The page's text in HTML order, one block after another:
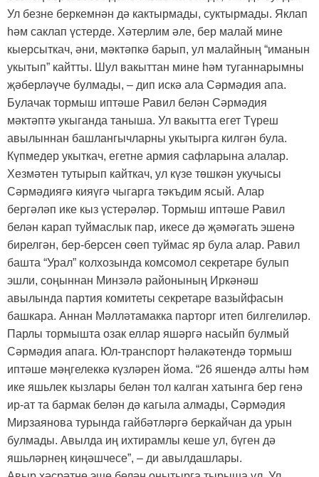
Ул безне беркемнән дә кактырмады, суктырмады. Яклап
һәм саклап үстерде. Хәтерлим әле, бер малай мине
кыерсыткач, әни, мәктәпкә барып, ул малайның “иманын
укытып” кайтты. Шул вакыттан мине һәм туганнарымны
җәберләүче булмады, – дип искә ала Сәрмәдия апа.
Булачак тормыш иптәше Равил белән Сәрмәдия
мәктәптә укыганда таныша. Ул вакытта егет Түреш
авылыннан башлангычларны укытырга килгән була.
Күпмедер укыткач, егетне армия сафларына алалар.
Хезмәтен тутырып кайткач, ул күзе төшкән укучысы
Сәрмәдиягә кияүгә чыгарга тәкъдим ясый. Алар
бергәләп ике кыз үстерәләр. Тормыш иптәше Равил
белән карап туймаслык пар, икесе дә җәмәгать эшенә
бирелгән, бер-берсен сөеп туймас яр була алар. Равил
башта “Урал” колхозында комсомол секретаре булып
эшли, соңыннан Минзәлә районының Иркәнәш
авылында партия комитеты секретаре вазыйфасын
башкара. Аннан Мәлләтамакка парторг итеп билгелиләр.
Парлы тормышта озак еллар яшәргә насыйп булмый
Сәрмәдия апага. Юл-транспорт һәлакәтендә тормыш
иптәше мәңгелеккә күзләрен йома. “26 яшендә алты һәм
ике яшьлек кызлары белән тол калган хатынга бер генә
ир-ат та бармак белән дә кагыла алмады, Сәрмәдия
Мирзаянова турында гайбәтләргә беркайчан да урын
булмады. Авылда иң ихтирамлы кеше ул, бүген дә
яшьләрнең киңәшчесе”, – ди авылдашлары.